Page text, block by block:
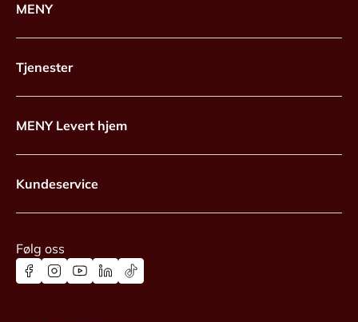
MENY
Tjenester
MENY Levert hjem
Kundeservice
Følg oss